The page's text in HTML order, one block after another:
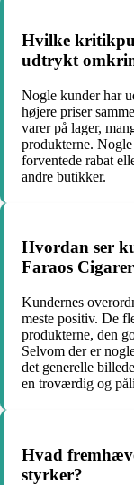
Hvilke
udtrykt
Nogle kunder har
højere priser
varer på lager,
produkterne.
forventede rabat
andre butikker.
Hvordan ser
Faraos
Kundernes
meste positiv. De
produkterne, den
Selvom der er
det generelle
en troværdig og
Hvad
styrker?